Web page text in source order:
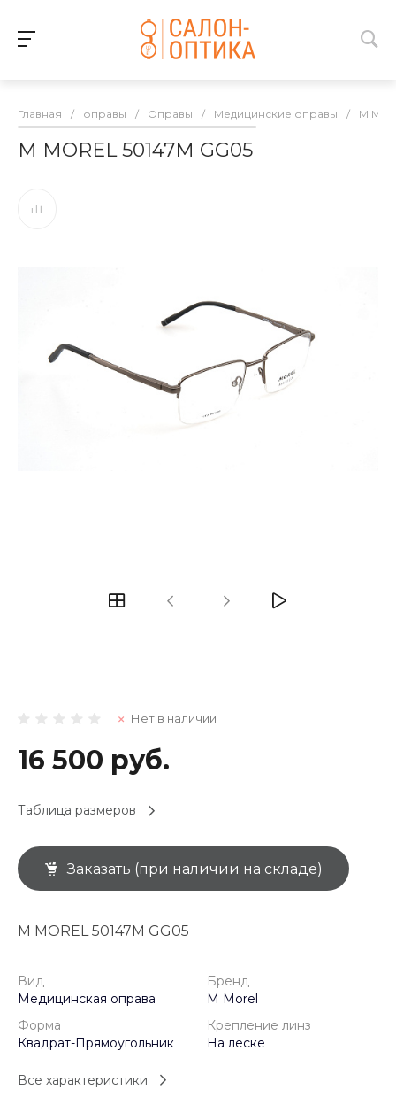
Главная / оправы / Оправы / Медицинские оправы / M
M MOREL 50147M GG05
Нет в наличии
16 500 руб.
Таблица размеров
Заказать (при наличии на складе)
M MOREL 50147M GG05
Вид
Медицинская оправа
Бренд
M Morel
Форма
Квадрат-Прямоугольник
Крепление линз
На леске
Все характеристики